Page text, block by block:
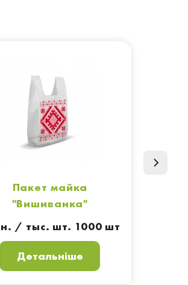
Пакет майка
"Вишиванка"
/ тыс. шт. 1000 шт
Детальніше